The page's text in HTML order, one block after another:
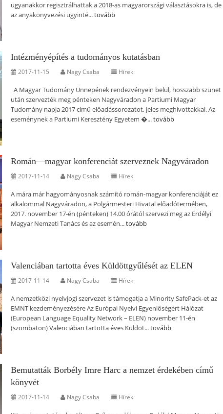
ugyanakkor regisztrálhattak a 2018-as magyarországi választásokra is, de
az anyakönyvezési ügyinté...tovább
Intézményépítés a tudományos kutatásban
2017-11-15 Nagy Csaba Hírek
A Magyar Tudomány Ünnepének rendezvényein belül, hosszabb szünet
után szervezték meg pénteken Nagyváradon a Partiumi Magyar
Tudomány napja 2017 című előadássorozatot, jeles meghívottakkal. Az
eseménynek a Partiumi Keresztény Egyetem �...tovább
Román—magyar konferenciát szerveznek Nagyváradon
2017-11-14 Nagy Csaba Hírek
A mára már hagyományosnak számító román-magyar konferenciáját ez
alkalommal Nagyváradon, a Polgármesteri Hivatal előadótermében,
2017. november 17-én (pénteken) 14.00 órától szervezi meg az Erdélyi
Magyar Nemzeti Tanács és az esemén...tovább
Valenciában tartotta éves Küldöttgyűlését az ELEN
2017-11-14 Nagy Csaba Hírek
A nemzetközi nyelvjogi szervezet is támogatja a Minority SafePack-et az
EMNT kezdeményezésére Az Európai Nyelvi Egyenlőségért Hálózat
(European Language Equality Network – ELEN) november 11-én
(szombaton) Valenciában tartotta éves Küldöt...tovább
Bemutatták Borbély Imre Harc a nemzet érdekében című
könyvét
2017-11-14 Nagy Csaba Hírek